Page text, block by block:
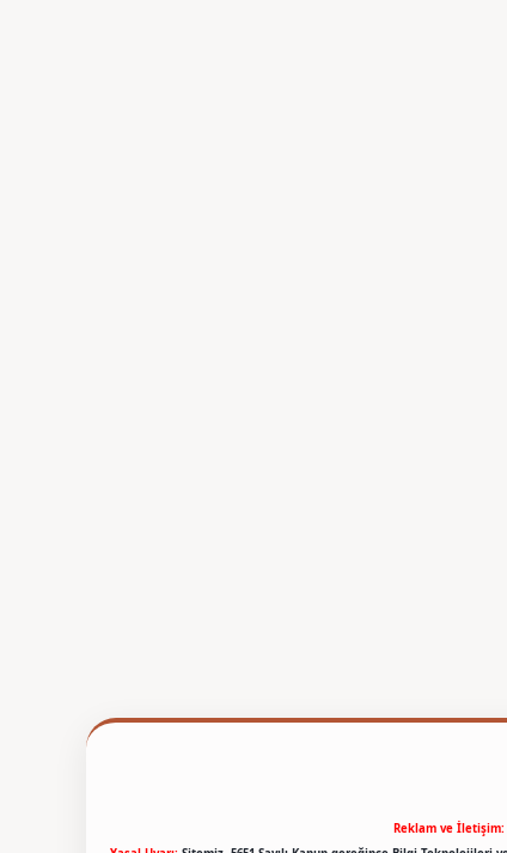
Reklam ve İletişim: